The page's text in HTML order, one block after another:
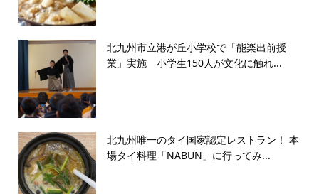
北九州市立港が丘小学校で「能楽出前授
業」実施 小学生150人が文化に触れ...
北九州唯一のタイ国家認定レストラン！ 本
場タイ料理「NABUN」に行ってみ...